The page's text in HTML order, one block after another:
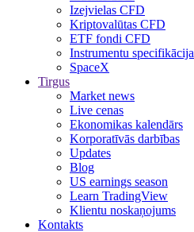
Izejvielas CFD
Kriptovalūtas CFD
ETF fondi CFD
Instrumentu specifikācija
SpaceX
Tirgus
Market news
Live cenas
Ekonomikas kalendārs
Korporatīvās darbības
Updates
Blog
US earnings season
Learn TradingView
Klientu noskaņojums
Kontakts